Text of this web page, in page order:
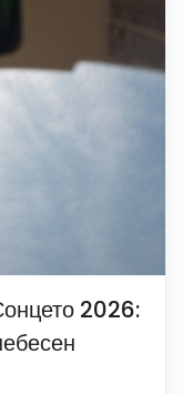
2026: